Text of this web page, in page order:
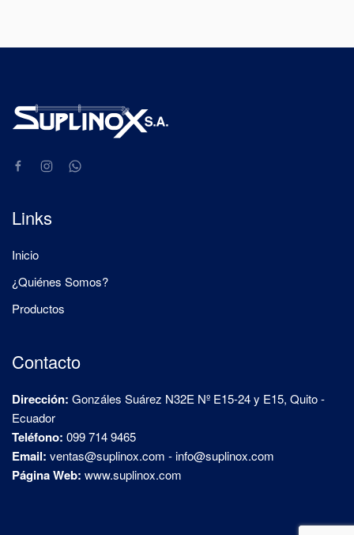
Links
Inicio
¿Quiénes Somos?
Productos
Contacto
Dirección: Gonzáles Suárez N32E Nº E15-24 y E15, Quito -
Ecuador
Teléfono: 099 714 9465
Email: ventas@suplinox.com -info@suplinox.com
Página Web: www.suplinox.com